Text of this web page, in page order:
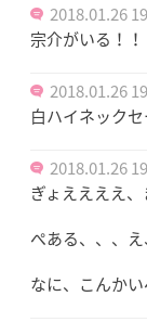
2018.01.26
宗介がいる！
2018.01.26
白ハイネック
2018.01.26
ぎょええええ、
ぺある、、、え
なに、こんか